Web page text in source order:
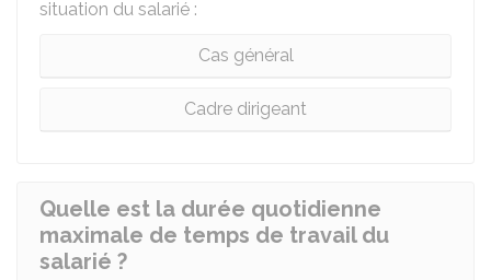
situation du salarié :
Cas général
Cadre dirigeant
Quelle est la durée quotidienne
maximale de temps de travail du
salarié ?